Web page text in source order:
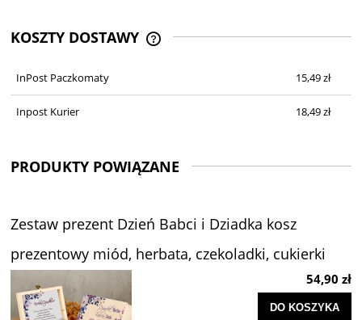
KOSZTY DOSTAWY
InPost Paczkomaty
15,49 zł
Inpost Kurier 18,49 zł
PRODUKTY POWIĄZANE
Zestaw prezent Dzień Babci i Dziadka kosz
prezentowy miód, herbata, czekoladki, cukierki
54,90 zł
DO KOSZYKA